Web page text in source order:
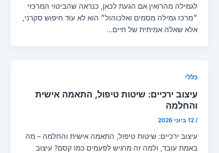
לגמילה מהרואין אם הגעת לכאן, כנראה שהביטוי המרכזי
״מרכז גמילה מסמים ואלכוהול״ הוא לא עוד חיפוש סקרני,
אלא שאלה אמיתית של חיים…
כללי
עיצוב ירכיים: שיטות טיפול, התאמה אישית
והחלמה
/12 ביוני 2026
עיצוב ירכיים: שיטות טיפול, התאמה אישית והחלמה – מה
באמת עובד, ולמה זה מרגיש לפעמים כמו קסם? עיצוב